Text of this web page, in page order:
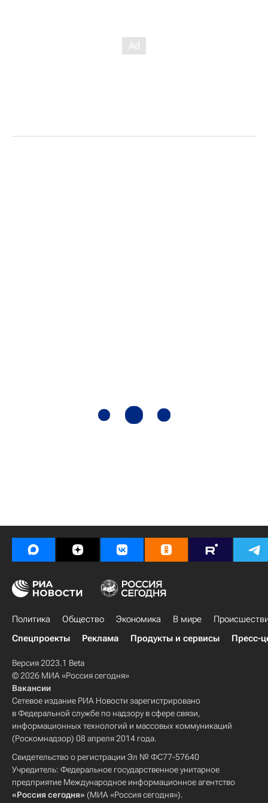
Политика Общество Экономика В мире
Спецпроекты
Реклама Продукты и сервисы Пресс-
Версия 2023.1 Beta
© 2026 МИА «Россия сегодня»
Вакансии
Сетевое издание РИА Новости зарегистрировано
в Федеральной службе по надзору в сфере связи,
информационных технологий и массовых коммуникаций
(Роскомнадзор) 08 апреля 2014 года.
Свидетельство о регистрации Эл № ФС77-57640
Учредитель: Федеральное государственное унитарное
предприятие Международное информационное агентство
«Россия сегодня» (МИА «Россия сегодня»).